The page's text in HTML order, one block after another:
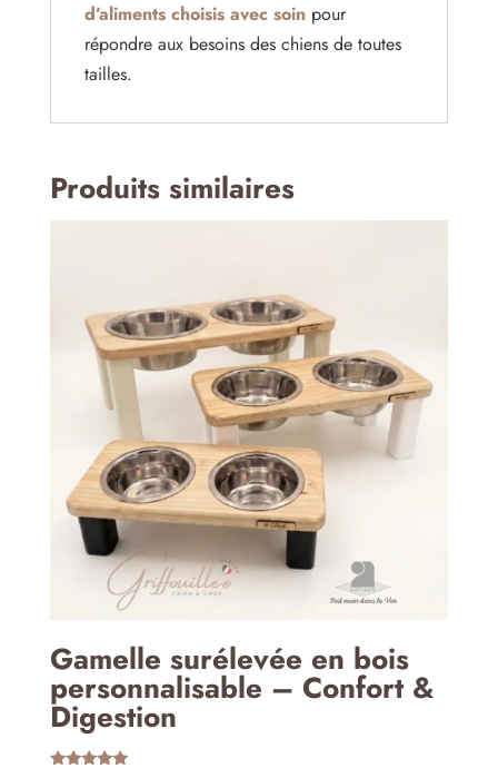
d’aliments choisis avec soinpour
répondre aux besoins des chiens de toutes
tailles.
Produits similaires
Gamelle surélevée en bois
personnalisable – Confort &
Digestion